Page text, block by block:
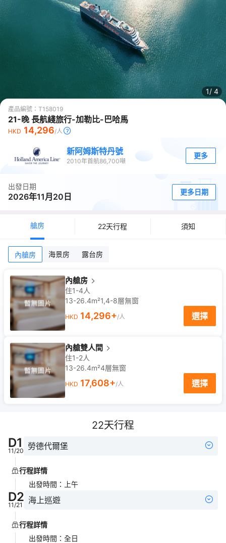
1/ 4
產品編號： T158019
21-晚 長航綫旅行-加勒比-巴哈馬
HKD 14,296/人
新阿姆斯特丹號
2010年首航86,700噸
更多
出發日期
2026年11月20日 更多日期
艙房 22天行程 須知
內艙房 海景房 露台房
內艙房
住1-4人
13-26.4m²1,4-8層無窗
HKD 14,296+/人 選擇
內艙雙人間
住1-2人
13-26.4m²4層無窗
HKD 17,608+/人 選擇
22天行程
D1
11/20 勞德代爾堡
行程詳情
出發時間 ： 上午
D2
11/21 海上巡遊
行程詳情
出發時間 ： 全日